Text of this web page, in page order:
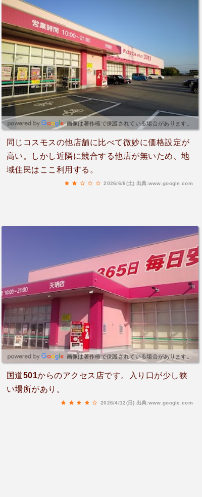
画像は著作権で保護されている場合があります。
同じコスモスの他店舗に比べて微妙に価格設定が
高い。しかし近隣に競合する他店が無いため、地
域住民はここ利用する。
2026/6/6(土) 出典:www.google.com
画像は著作権で保護されている場合があります。
国道501からのアクセス店です。入り口が少し狭
い場所があり。
2026/4/12(日) 出典:www.google.com